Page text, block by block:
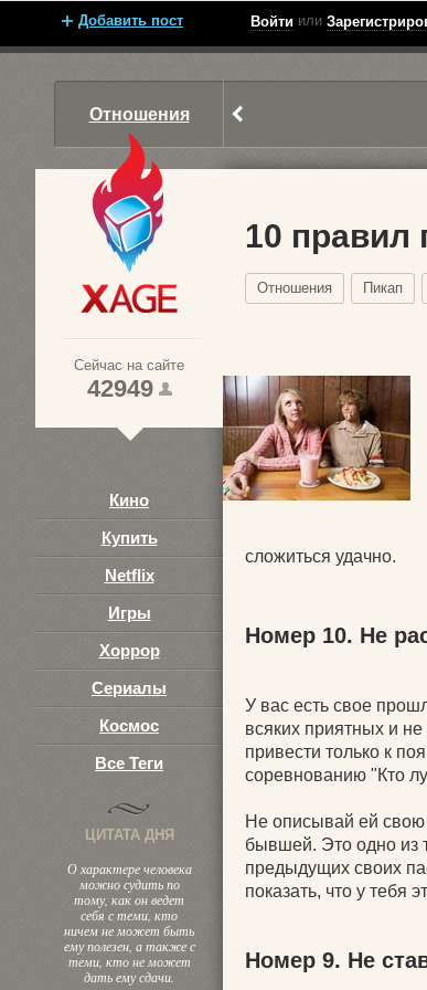
Добавить пост Войти или
Отношения
1
Сейчас на сайте
42949
Кино
Купить
Netflix
Игры
Хоррор
Сериалы
Космос
Все Теги
ЦИТАТА ДНЯ
О характере человека
можно судить по
тому, как он ведет
себя с теми, кто
ничем не может быть
ему полезен, а также с
теми, кто не может
дать ему сдачи.
10 правил
Отношения Пикап
сложиться удачно.
Номер 10. Не
У вас есть свое
всяких приятных и
привести только к
соревнованию "Кто
Не описывай ей свою
бывшей. Это одно из
предыдущих своих
показать, что у тебя
Номер 9. Не